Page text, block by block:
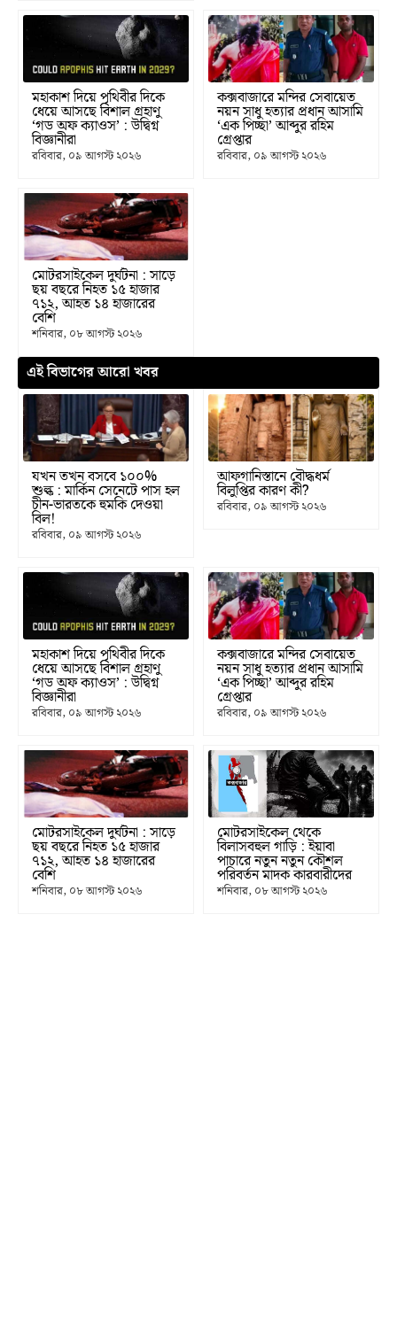
মহাকাশ দিয়ে পৃথিবীর দিকে
ধেয়ে আসছে বিশাল গ্রহাণু
‘গড অফ ক্যাওস’ : উদ্বিগ্ন
বিজ্ঞানীরা
রবিবার, ০৯ আগস্ট ২০২৬
কক্সবাজারে মন্দির সেবায়েত
নয়ন সাধু হত্যার প্রধান আসামি
‘এক পিচ্ছা’ আব্দুর রহিম
গ্রেপ্তার
রবিবার, ০৯ আগস্ট ২০২৬
মোটরসাইকেল দুর্ঘটনা : সাড়ে
ছয় বছরে নিহত ১৫ হাজার
৭১২, আহত ১৪ হাজারের
বেশি
শনিবার, ০৮ আগস্ট ২০২৬
এই বিভাগের আরো খবর
যখন তখন বসবে ১০০%
শুল্ক : মার্কিন সেনেটে পাস হল
চীন-ভারতকে হুমকি দেওয়া
বিল!
রবিবার, ০৯ আগস্ট ২০২৬
আফগানিস্তানে বৌদ্ধধর্ম
বিলুপ্তির কারণ কী?
রবিবার, ০৯ আগস্ট ২০২৬
মহাকাশ দিয়ে পৃথিবীর দিকে
ধেয়ে আসছে বিশাল গ্রহাণু
‘গড অফ ক্যাওস’ : উদ্বিগ্ন
বিজ্ঞানীরা
রবিবার, ০৯ আগস্ট ২০২৬
কক্সবাজারে মন্দির সেবায়েত
নয়ন সাধু হত্যার প্রধান আসামি
‘এক পিচ্ছা’ আব্দুর রহিম
গ্রেপ্তার
রবিবার, ০৯ আগস্ট ২০২৬
মোটরসাইকেল দুর্ঘটনা : সাড়ে
ছয় বছরে নিহত ১৫ হাজার
৭১২, আহত ১৪ হাজারের
বেশি
শনিবার, ০৮ আগস্ট ২০২৬
মোটরসাইকেল থেকে
বিলাসবহুল গাড়ি : ইয়াবা
পাচারে নতুন নতুন কৌশল
পরিবর্তন মাদক কারবারীদের
শনিবার, ০৮ আগস্ট ২০২৬